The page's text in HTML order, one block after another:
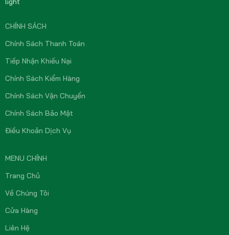
CHÍNH SÁCH
Chính Sách Thanh Toán
Tiếp Nhận Khiếu Nại
Chính Sách Kiểm Hàng
Chính Sách Vận Chuyển
Chính Sách Bảo Mật
Điều Khoản Dịch Vụ
MENU CHÍNH
Trang Chủ
Về Chúng Tôi
Cửa Hàng
Liên Hệ